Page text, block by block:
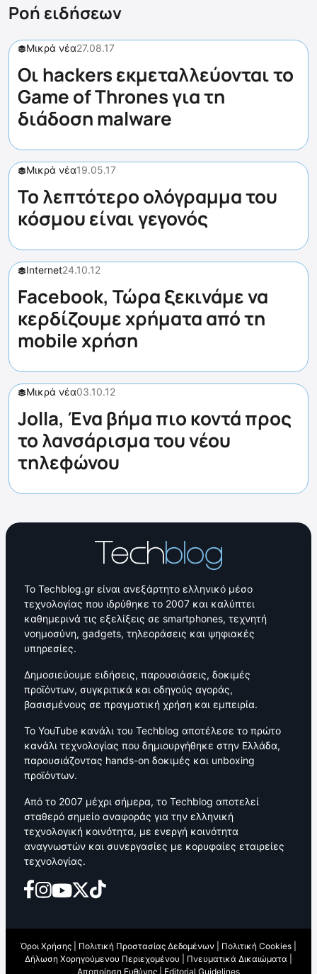
Ροή ειδήσεων
Μικρά νέα27.08.17
Οι hackers εκμεταλλεύονται το
Game of Thrones για τη
διάδοση malware
Μικρά νέα19.05.17
Το λεπτότερο ολόγραμμα του
κόσμου είναι γεγονός
Internet24.10.12
Facebook, Τώρα ξεκινάμε να
κερδίζουμε χρήματα από τη
mobile χρήση
Μικρά νέα03.10.12
Jolla, Ένα βήμα πιο κοντά προς
το λανσάρισμα του νέου
τηλεφώνου
Το Techblog.gr είναι ανεξάρτητο ελληνικό μέσο
τεχνολογίας που ιδρύθηκε το 2007 και καλύπτει
καθημερινά τις εξελίξεις σε smartphones, τεχνητή
νοημοσύνη, gadgets, τηλεοράσεις και ψηφιακές
υπηρεσίες.
Δημοσιεύουμε ειδήσεις, παρουσιάσεις, δοκιμές
προϊόντων, συγκριτικά και οδηγούς αγοράς,
βασισμένους σε πραγματική χρήση και εμπειρία.
Το YouTube κανάλι του Techblog αποτέλεσε το πρώτο
κανάλι τεχνολογίας που δημιουργήθηκε στην Ελλάδα,
παρουσιάζοντας hands-on δοκιμές και unboxing
προϊόντων.
Από το 2007 μέχρι σήμερα, το Techblog αποτελεί
σταθερό σημείο αναφοράς για την ελληνική
τεχνολογική κοινότητα, με ενεργή κοινότητα
αναγνωστών και συνεργασίες με κορυφαίες εταιρείες
τεχνολογίας.
Όροι Χρήσης Πολιτική Προστασίας Δεδομένων Πολιτική Cookies
Δήλωση Χορηγούμενου Περιεχομένου
Πνευματικά Δικαιώματα
Αποποίηση Ευθύνης
Editorial Guidelines